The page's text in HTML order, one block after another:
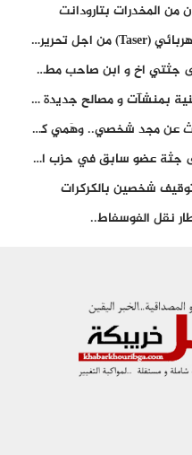
استعمال مسدس الصعق الكهربائي (Taser) من اجل تحرير شابة محتجزة
استنفار امني بعد العثور على جثتي اخ و ابن صاحب مطعم اسماك مشهور بطنجة
عيد العرش.. تعزيز البنية الأمنية بمنشآت و مصالح جديدة بكل من الحسيمة – فاس و الناظور
الملك محمد السادس: لم أبحث عن مجد شخصي.. وهَمي كرامة المغاربة
استنفار امني بعد العثور على جثة عضو سابق في حزب المصباح بالقنيطرة..
نقل الفوسفاط..